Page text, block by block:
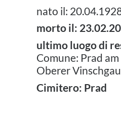
nato il:
morto il:
ultimo luogo di
Comune: Prad
Oberer Vinschgau
Cimitero: Prad